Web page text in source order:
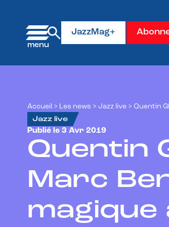
JazzMag+
Accueil > Les news > Jazz live > Quentin
Jazz live
Publié le 3 Avr 2019
Quentin
Marc
magique